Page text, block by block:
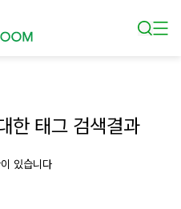
한 태그 검색결과
있습니다